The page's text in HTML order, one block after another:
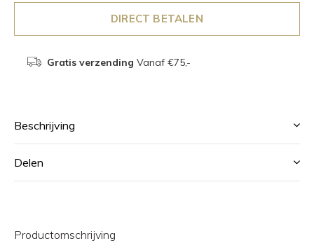
DIRECT BETALEN
Gratis verzending Vanaf €75,-
Beschrijving
Delen
Productomschrijving